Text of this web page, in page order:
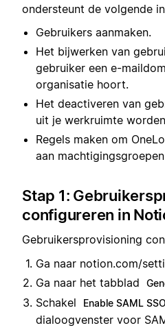
ondersteunt de volgende
Gebruikers aanmaken.
Het bijwerken van
gebruiker een e-
organisatie hoort.
Het deactiveren van
uit je werkruimte
Regels maken om
aan
Stap 1:
configureren in
Gebruikersprovisioning
Ga naar notion.com/
Ga naar het tabblad
Schakel
Enable SAML SSO
dialoogvenster voor